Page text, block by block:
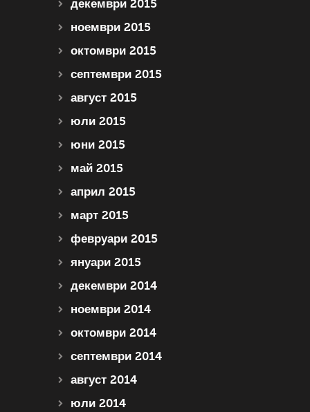
декември 2015
ноември 2015
октомври 2015
септември 2015
август 2015
юли 2015
юни 2015
май 2015
април 2015
март 2015
февруари 2015
януари 2015
декември 2014
ноември 2014
октомври 2014
септември 2014
август 2014
юли 2014